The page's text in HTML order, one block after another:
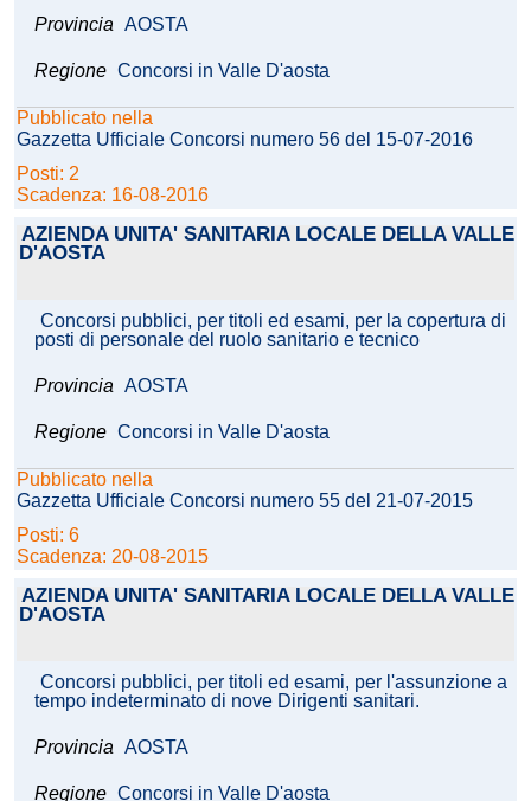
Provincia AOSTA
Regione Concorsi in Valle D'aosta
Pubblicato nella
Gazzetta Ufficiale Concorsi numero 56 del 15-07-2016
Posti: 2
Scadenza: 16-08-2016
AZIENDA UNITA' SANITARIA LOCALE DELLA VALLE
D'AOSTA
Concorsi pubblici, per titoli ed esami, per la copertura di
posti di personale del ruolo sanitario e tecnico
Provincia AOSTA
Regione Concorsi in Valle D'aosta
Pubblicato nella
Gazzetta Ufficiale Concorsi numero 55 del 21-07-2015
Posti: 6
Scadenza: 20-08-2015
AZIENDA UNITA' SANITARIA LOCALE DELLA VALLE
D'AOSTA
Concorsi pubblici, per titoli ed esami, per l'assunzione a
tempo indeterminato di nove Dirigenti sanitari.
Provincia AOSTA
Regione Concorsi in Valle D'aosta